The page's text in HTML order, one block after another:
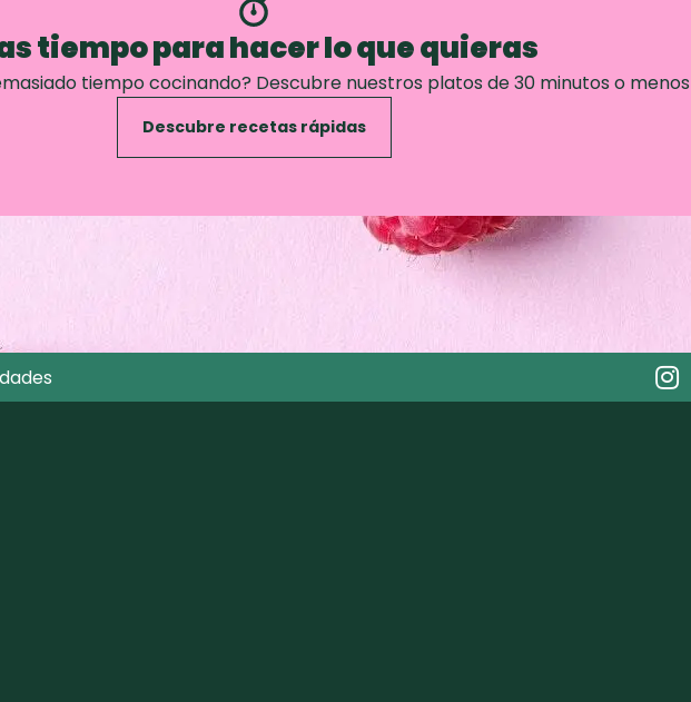
tiempo para hacer lo que quieras
tiempo cocinando? Descubre nuestros platos de 30 minutos o menos
Descubre recetas rápidas